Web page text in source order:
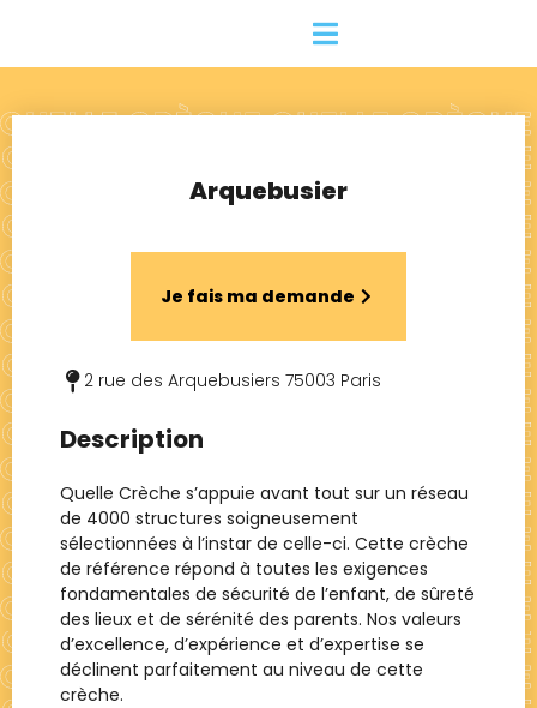
Arquebusier
Je fais ma demande
2 rue des Arquebusiers 75003 Paris
Description
Quelle Crèche s’appuie avant tout sur un réseau
de 4000 structures soigneusement
sélectionnées à l’instar de celle-ci. Cette crèche
de référence répond à toutes les exigences
fondamentales de sécurité de l’enfant, de sûreté
des lieux et de sérénité des parents. Nos valeurs
d’excellence, d’expérience et d’expertise se
déclinent parfaitement au niveau de cette
crèche.